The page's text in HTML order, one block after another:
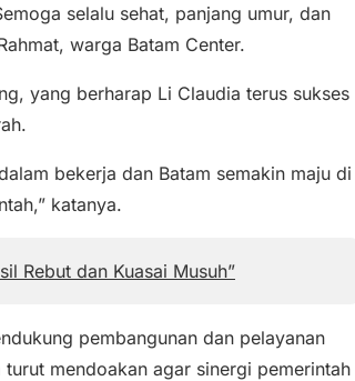
selalu sehat, panjang umur, dan
warga Batam Center.
yang berharap Li Claudia terus sukses
bekerja dan Batam semakin maju di
katanya.
Rebut dan Kuasai Musuh”
pembangunan dan pelayanan
mendoakan agar sinergi pemerintah